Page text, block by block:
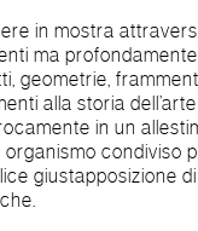
in mostra
ma
geometrie,
alla storia
in un
organismo condiviso
giustapposizione